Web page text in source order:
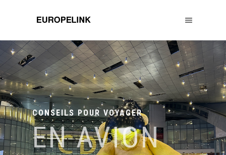
CONSEILS POUR VOYAGER
EN AVION